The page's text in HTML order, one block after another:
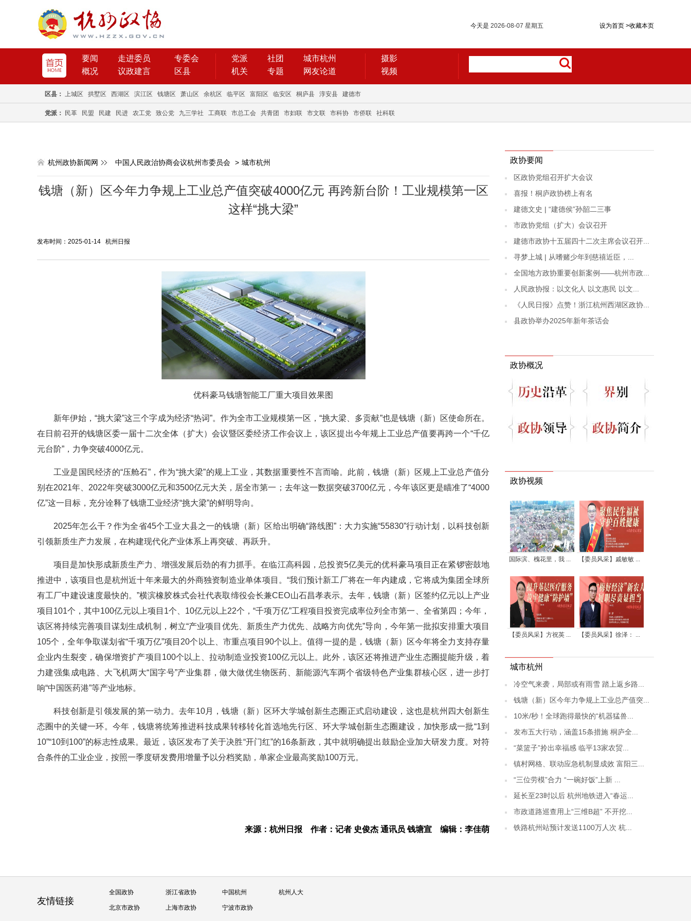
设为首页 >收藏本页
今天是 2026-08-07 星期五
要闻 走进委员
专委会
概况
议政建言 区县
党派 社团
城市杭州
机关
专题 网友论道
摄影
视频
区县： 上城区 拱墅区 西湖区 滨江区 钱塘区 萧山区 余杭区 临平区 富阳区 临安区 桐庐县 淳安县 建德市
党派： 民革 民盟 民建 民进 农工党 致公党 九三学社 工商联 市总工会 共青团 市妇联 市文联 市科协 市侨联 社科联
杭州政协新闻网 中国人民政治协商会议杭州市委员会 > 城市杭州
钱塘（新）区今年力争规上工业总产值突破4000亿元 再跨新台阶！工业规模第一区
这样“挑大梁”
发布时间：2025-01-14 杭州日报
优科豪马钱塘智能工厂重大项目效果图
新年伊始，“挑大梁”这三个字成为经济“热词”。作为全市工业规模第一区，“挑大梁、多贡献”也是钱塘（新）区使命所在。
在日前召开的钱塘区委一届十二次全体（扩大）会议暨区委经济工作会议上，该区提出今年规上工业总产值要再跨一个“千亿
元台阶”，力争突破4000亿元。
工业是国民经济的“压舱石”，作为“挑大梁”的规上工业，其数据重要性不言而喻。此前，钱塘（新）区规上工业总产值分
别在2021年、2022年突破3000亿元和3500亿元大关，居全市第一；去年这一数据突破3700亿元，今年该区更是瞄准了“4000
亿”这一目标，充分诠释了钱塘工业经济“挑大梁”的鲜明导向。
2025年怎么干？作为全省45个工业大县之一的钱塘（新）区给出明确“路线图”：大力实施“55830”行动计划，以科技创新
引领新质生产力发展，在构建现代化产业体系上再突破、再跃升。
项目是加快形成新质生产力、增强发展后劲的有力抓手。在临江高科园，总投资5亿美元的优科豪马项目正在紧锣密鼓地
推进中，该项目也是杭州近十年来最大的外商独资制造业单体项目。“我们预计新工厂将在一年内建成，它将成为集团全球所
有工厂中建设速度最快的。”横滨橡胶株式会社代表取缔役会长兼CEO山石昌孝表示。去年，钱塘（新）区签约亿元以上产业
项目101个，其中100亿元以上项目1个、10亿元以上22个，“千项万亿”工程项目投资完成率位列全市第一、全省第四；今年，
该区将持续完善项目谋划生成机制，树立“产业项目优先、新质生产力优先、战略方向优先”导向，今年第一批拟安排重大项目
105个，全年争取谋划省“千项万亿”项目20个以上、市重点项目90个以上。值得一提的是，钱塘（新）区今年将全力支持存量
企业内生裂变，确保增资扩产项目100个以上、拉动制造业投资100亿元以上。此外，该区还将推进产业生态圈提能升级，着
力建强集成电路、大飞机两大“国字号”产业集群，做大做优生物医药、新能源汽车两个省级特色产业集群核心区，进一步打
响“中国医药港”等产业地标。
科技创新是引领发展的第一动力。去年10月，钱塘（新）区环大学城创新生态圈正式启动建设，这也是杭州四大创新生
态圈中的关键一环。今年，钱塘将统筹推进科技成果转移转化首选地先行区、环大学城创新生态圈建设，加快形成一批“1到
10”“10到100”的标志性成果。最近，该区发布了关于决胜“开门红”的16条新政，其中就明确提出鼓励企业加大研发力度。对符
合条件的工业企业，按照一季度研发费用增量予以分档奖励，单家企业最高奖励100万元。
来源：杭州日报 作者：记者 史俊杰 通讯员 钱塘宣 编辑：李佳萌
政协要闻
区政协党组召开扩大会议
喜报！桐庐政协榜上有名
建德文史 | “建德侯”孙韶二三事
市政协党组（扩大）会议召开
建德市政协十五届四十二次主席会议召开...
寻梦上城 | 从嗜赌少年到慈禧近臣，...
全国地方政协重要创新案例——杭州市政...
人民政协报：以文化人 以文惠民 以文...
《人民日报》点赞！浙江杭州西湖区政协...
县政协举办2025年新年茶话会
政协概况
政协视频
国际滨、槐花里，我 ... 【委员风采】戚敏敏 ...
【委员风采】方祝英 ... 【委员风采】徐泽： ...
城市杭州
冷空气来袭，局部或有雨雪 踏上返乡路...
钱塘（新）区今年力争规上工业总产值突...
10米/秒！全球跑得最快的“机器猛兽...
发布五大行动，涵盖15条措施 桐庐全...
“菜篮子”拎出幸福感 临平13家农贸...
镇村网格、联动应急机制显成效 富阳三...
“三位劳模”合力 “一碗好饭”上新 ...
延长至23时以后 杭州地铁进入“春运...
市政道路巡查用上“三维B超” 不开挖...
铁路杭州站预计发送1100万人次 杭...
友情链接
全国政协 浙江省政协 中国杭州 杭州人大
北京市政协 上海市政协 宁波市政协